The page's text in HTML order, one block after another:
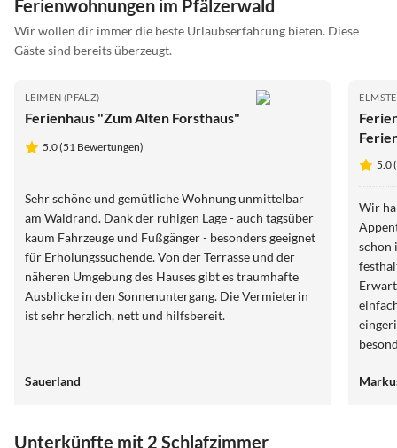
Ferienwohnungen im Pfälzerwald
Wir wollen dir immer die beste Urlaubserfahrung bieten. Diese
Gäste sind bereits überzeugt.
LEIMEN (PFALZ)
Ferienhaus "Zum Alten Forsthaus"
5.0 (51 Bewertungen)
Sehr schöne und gemütliche Wohnung unmittelbar
am Waldrand. Dank der ruhigen Lage - auch tagsüber
kaum Fahrzeuge und Fußgänger - besonders geeignet
für Erholungssuchende. Von der Terrasse und der
näheren Umgebung des Hauses gibt es traumhafte
Ausblicke in den Sonnenuntergang. Die Vermieterin
ist sehr herzlich, nett und hilfsbereit.
Sauerland
5.0
Wir
schon
haben
Unterkünfte mit 2 Schlafzimmer